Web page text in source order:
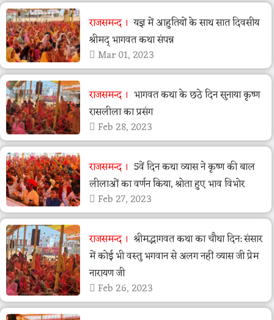
राजसमन्द
यज्ञ में आहुतियों के साथ सात दिवसीय
श्रीमद् भागवत कथा संपन्न
Mar 01, 2023
राजसमन्द
भागवत कथा के छठे दिन सुनाया कृष्ण
रासलीला का प्रसंग
Feb 28, 2023
राजसमन्द
5वें दिन कथा व्यास ने कृष्ण की बाल
लीलाओं का वर्णन किया, श्रोता हुए भाव विभोर
Feb 27, 2023
राजसमन्द
श्रीमद्भागवत कथा का चौथा दिन: संसार
में कोई भी वस्तु भगवान से अलग नहीं व्यास जी प्रेम
नारायण जी
Feb 26, 2023